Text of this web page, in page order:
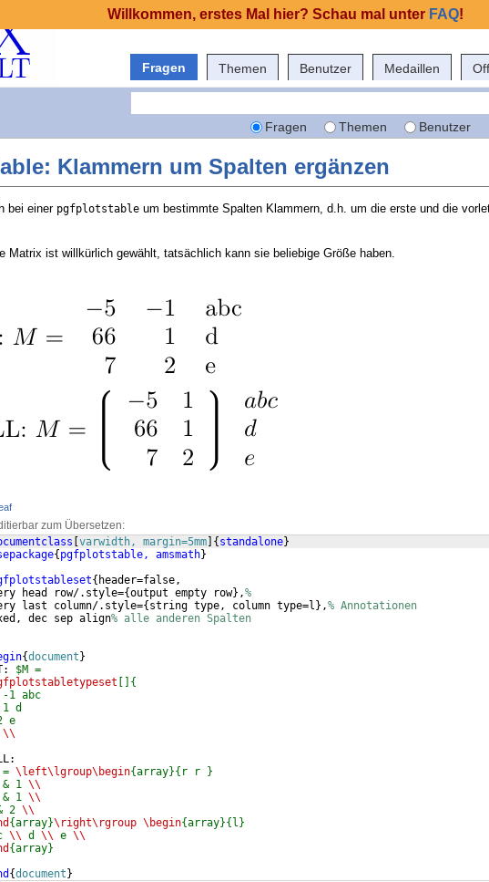
Fragen Themen Benutzer Medaillen
Fragen Themen Benutzer
Klammern um Spalten ergänzen
bei einer pgfplotstable um bestimmte Spalten Klammern, d.h. um die erste und die
Matrix ist willkürlich gewählt, tatsächlich kann sie beliebige Größe haben.
zum Übersetzen:
varwidth, margin=5mm { standalone}
{ pgfplotstable, amsmath}
{ header=false,
head row/.style={output empty row} ,%
last column/.style={ string type, column type=l } ,% Annotationen
dec sep align% alle anderen Spalten
{document }
$M =
[]{
1 abc
d
e
\\
= \left\lgroup\begin{array}{r r }
1 \\
1 \\
2 \\
{array}\right\rgroup \begin{array}{l}
\\ d \\ e \\
{array}
{document }
Willkommen, erstes Mal hier? Schau mal unter FAQ!